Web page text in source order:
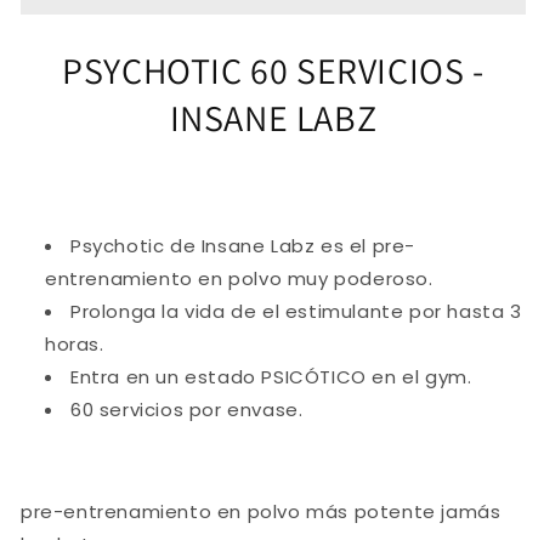
PSYCHOTIC 60 SERVICIOS -
INSANE LABZ
Psychotic de Insane Labz es el pre-
entrenamiento en polvo muy poderoso.
Prolonga la vida de el estimulante por hasta 3
horas.
Entra en un estado PSICÓTICO en el gym.
60 servicios por envase.
pre-entrenamiento en polvo más potente jamás